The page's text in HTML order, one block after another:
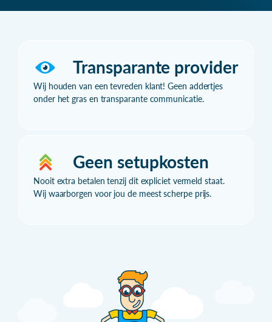
Transparante provider
Wij houden van een tevreden klant! Geen addertjes
onder het gras en transparante communicatie.
Geen setupkosten
Nooit extra betalen tenzij dit expliciet vermeld staat.
Wij waarborgen voor jou de meest scherpe prijs.